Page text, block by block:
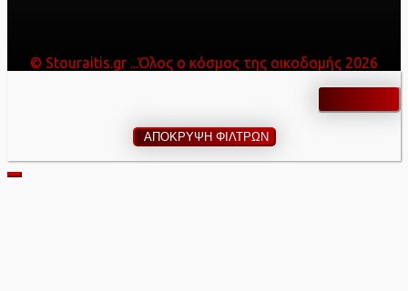
© Stouraitis.gr ...Όλος ο κόσμος της οικοδομής 2026
ΑΠΟΚΡΥΨΗ ΦΙΛΤΡΩΝ